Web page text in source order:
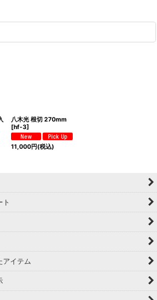
八木光 根切 270mm
[hf-3]
11,000円(税込)
ト
アイテム